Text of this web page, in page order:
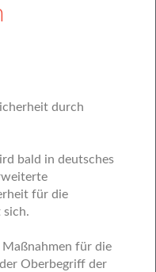
durch
bald in deutsches
für die
sich.
Maßnahmen für die
Oberbegriff der